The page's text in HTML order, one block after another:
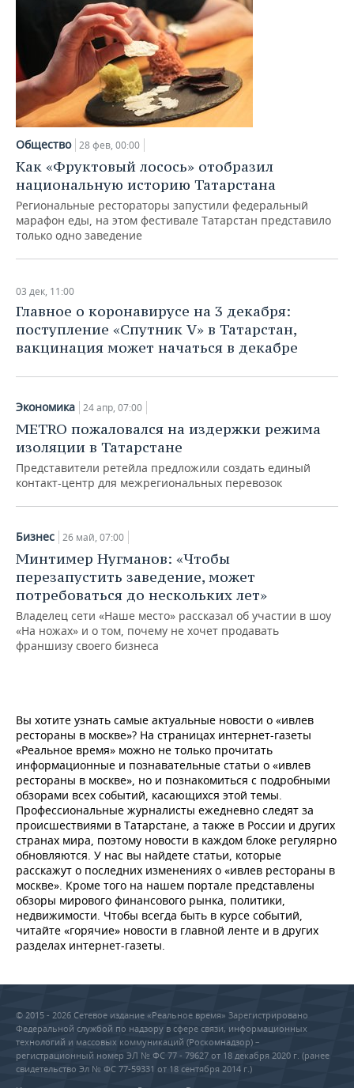
Общество 28 фев, 00:00
Как «Фруктовый лосось» отобразил
национальную историю Татарстана
Региональные рестораторы запустили федеральный
марафон еды, на этом фестивале Татарстан представило
только одно заведение
03 дек, 11:00
Главное о коронавирусе на 3 декабря:
поступление «Спутник V» в Татарстан,
вакцинация может начаться в декабре
Экономика 24 апр, 07:00
METRO пожаловался на издержки режима
изоляции в Татарстане
Представители ретейла предложили создать единый
контакт-центр для межрегиональных перевозок
Бизнес 26 май, 07:00
Минтимер Нугманов: «Чтобы
перезапустить заведение, может
потребоваться до нескольких лет»
Владелец сети «Наше место» рассказал об участии в шоу
«На ножах» и о том, почему не хочет продавать
франшизу своего бизнеса
Вы хотите узнать самые актуальные новости о «ивлев
рестораны в москве»? На страницах интернет-газеты
«Реальное время» можно не только прочитать
информационные и познавательные статьи о «ивлев
рестораны в москве», но и познакомиться с подробными
обзорами всех событий, касающихся этой темы.
Профессиональные журналисты ежедневно следят за
происшествиями в Татарстане, а также в России и других
странах мира, поэтому новости в каждом блоке регулярно
обновляются. У нас вы найдете статьи, которые
расскажут о последних изменениях о «ивлев рестораны в
москве». Кроме того на нашем портале представлены
обзоры мирового финансового рынка, политики,
недвижимости. Чтобы всегда быть в курсе событий,
читайте «горячие» новости в главной ленте и в других
разделах интернет-газеты.
© 2015 - 2026 Сетевое издание «Реальное время» Зарегистрировано
Федеральной службой по надзору в сфере связи, информационных
технологий и массовых коммуникаций (Роскомнадзор) –
регистрационный номер ЭЛ № ФС 77 - 79627 от 18 декабря 2020 г. (ранее
свидетельство Эл № ФС 77-59331 от 18 сентября 2014 г.)